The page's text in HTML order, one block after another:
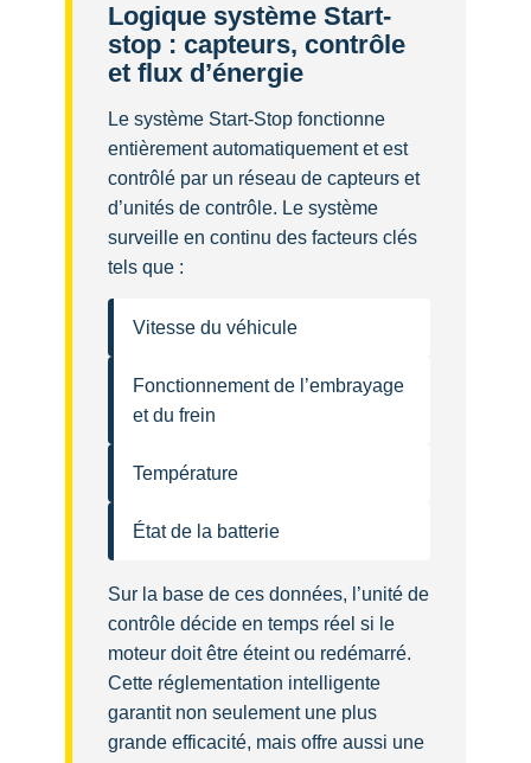
Logique système Start-
stop : capteurs, contrôle
et flux d’énergie
Le système Start-Stop fonctionne
entièrement automatiquement et est
contrôlé par un réseau de capteurs et
d’unités de contrôle. Le système
surveille en continu des facteurs clés
tels que :
Vitesse du véhicule
Fonctionnement de l’embrayage
et du frein
Température
État de la batterie
Sur la base de ces données, l’unité de
contrôle décide en temps réel si le
moteur doit être éteint ou redémarré.
Cette réglementation intelligente
garantit non seulement une plus
grande efficacité, mais offre aussi une